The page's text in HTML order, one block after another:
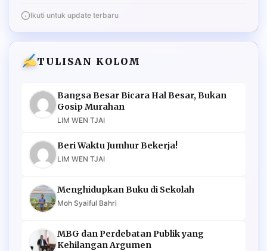
Ikuti untuk update terbaru
TULISAN KOLOM
Bangsa Besar Bicara Hal Besar, Bukan
Gosip Murahan
LIM WEN TJAI
Beri Waktu Jumhur Bekerja!
LIM WEN TJAI
Menghidupkan Buku di Sekolah
Moh Syaiful Bahri
MBG dan Perdebatan Publik yang
Kehilangan Argumen